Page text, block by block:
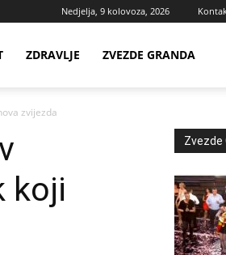
Nedjelja, 9 kolovoza, 2026
ZDRAVLJE ZVEZDE GRANDA
zvijezda
koji
Zvezde